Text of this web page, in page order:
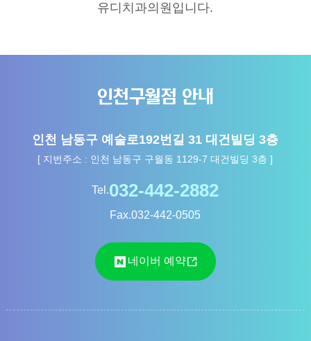
유디치과의원입니다.
인천구월점 안내
인천 남동구 예술로192번길 31 대건빌딩 3층
[ 지번주소 : 인천 남동구 구월동 1129-7 대건빌딩 3층 ]
Tel.
Fax.032-442-0505
네이버 예약